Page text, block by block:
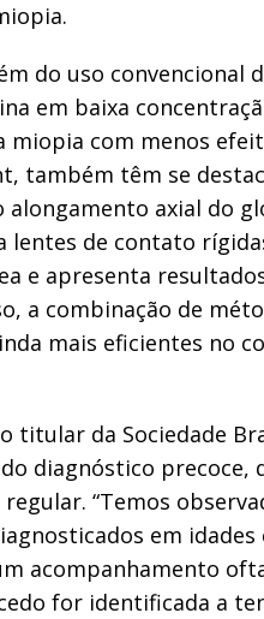
do uso convencional
em baixa
miopia com menos
também têm se
axial do
lentes de contato
e apresenta
a combinação de
mais eficientes no
titular da Sociedade
diagnóstico precoce,
“Temos
em idades
acompanhamento
for identificada a